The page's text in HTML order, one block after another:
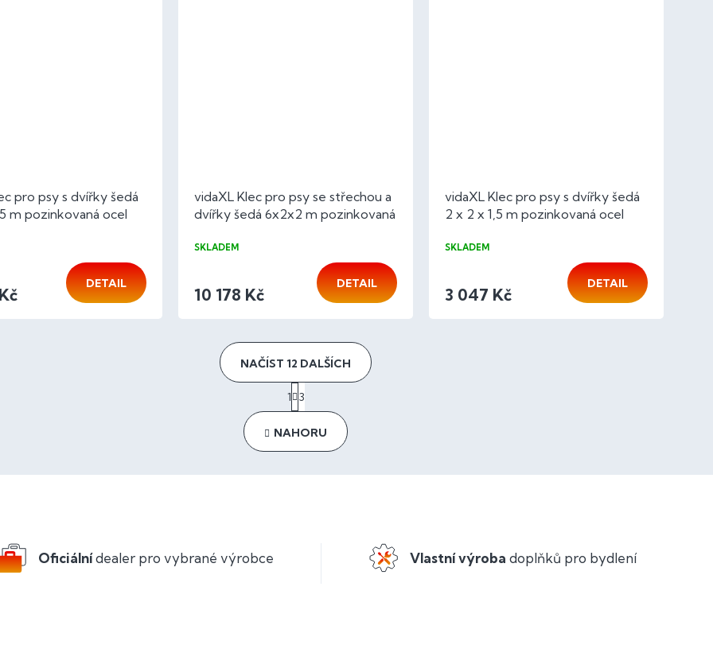
pro psy s dvířky šedá
m pozinkovaná ocel
DETAIL
vidaXL Klec pro psy se střechou a
dvířky šedá 6x2x2 m pozinkovaná
SKLADEM
10 178 Kč
DETAIL
vidaXL Klec pro psy s dvířky šedá
2 x 2 x 1,5 m pozinkovaná ocel
SKLADEM
3 047 Kč
DETAIL
O
l
á
a
NAČÍST 12 DALŠÍCH
S
t
r
á
k
1 3
NAHORU
Oficiálnídealer pro vybrané výrobce Vlastní výroba doplňků pro bydlení